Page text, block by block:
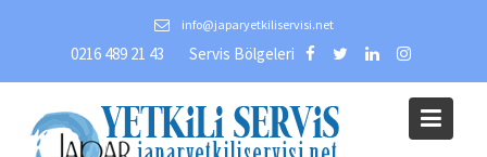
info@japaryetkiliservisi.net
0216 489 21 43 Servis Bölgeleri